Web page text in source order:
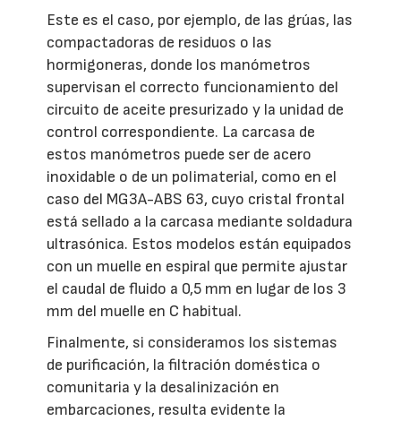
Este es el caso, por ejemplo, de las grúas, las
compactadoras de residuos o las
hormigoneras, donde los manómetros
supervisan el correcto funcionamiento del
circuito de aceite presurizado y la unidad de
control correspondiente. La carcasa de
estos manómetros puede ser de acero
inoxidable o de un polimaterial, como en el
caso del MG3A-ABS 63, cuyo cristal frontal
está sellado a la carcasa mediante soldadura
ultrasónica. Estos modelos están equipados
con un muelle en espiral que permite ajustar
el caudal de fluido a 0,5 mm en lugar de los 3
mm del muelle en C habitual.
Finalmente, si consideramos los sistemas
de purificación, la filtración doméstica o
comunitaria y la desalinización en
embarcaciones, resulta evidente la